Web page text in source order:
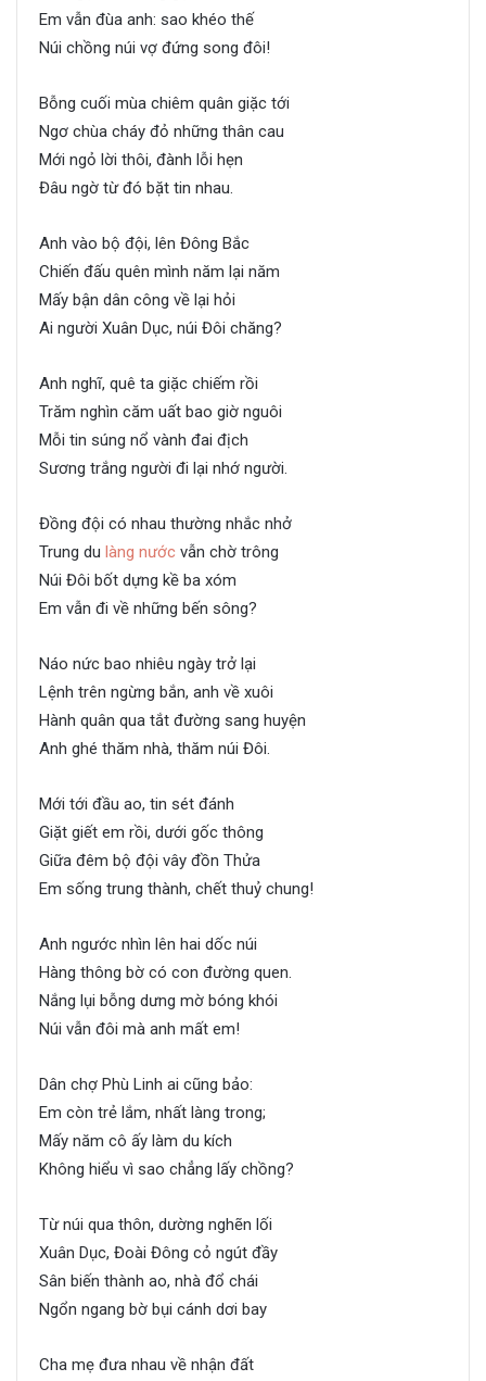
Em vẫn đùa anh: sao khéo thế
Núi chồng núi vợ đứng song đôi!
Bỗng cuối mùa chiêm quân giặc tới
Ngơ chùa cháy đỏ những thân cau
Mới ngỏ lời thôi, đành lỗi hẹn
Đâu ngờ từ đó bặt tin nhau.
Anh vào bộ đội, lên Đông Bắc
Chiến đấu quên mình năm lại năm
Mấy bận dân công về lại hỏi
Ai người Xuân Dục, núi Đôi chăng?
Anh nghĩ, quê ta giặc chiếm rồi
Trăm nghìn căm uất bao giờ nguôi
Mỗi tin súng nổ vành đai địch
Sương trắng người đi lại nhớ người.
Đồng đội có nhau thường nhắc nhở
Trung du làng nước vẫn chờ trông
Núi Đôi bốt dựng kề ba xóm
Em vẫn đi về những bến sông?
Náo nức bao nhiêu ngày trở lại
Lệnh trên ngừng bắn, anh về xuôi
Hành quân qua tắt đường sang huyện
Anh ghé thăm nhà, thăm núi Đôi.
Mới tới đầu ao, tin sét đánh
Giặt giết em rồi, dưới gốc thông
Giữa đêm bộ đội vây đồn Thửa
Em sống trung thành, chết thuỷ chung!
Anh ngước nhìn lên hai dốc núi
Hàng thông bờ có con đường quen.
Nắng lụi bỗng dưng mờ bóng khói
Núi vẫn đôi mà anh mất em!
Dân chợ Phù Linh ai cũng bảo:
Em còn trẻ lắm, nhất làng trong;
Mấy năm cô ấy làm du kích
Không hiểu vì sao chẳng lấy chồng?
Từ núi qua thôn, dường nghẽn lối
Xuân Dục, Đoài Đông cỏ ngút đầy
Sân biến thành ao, nhà đổ chái
Ngổn ngang bờ bụi cánh dơi bay
Cha mẹ đưa nhau về nhận đất